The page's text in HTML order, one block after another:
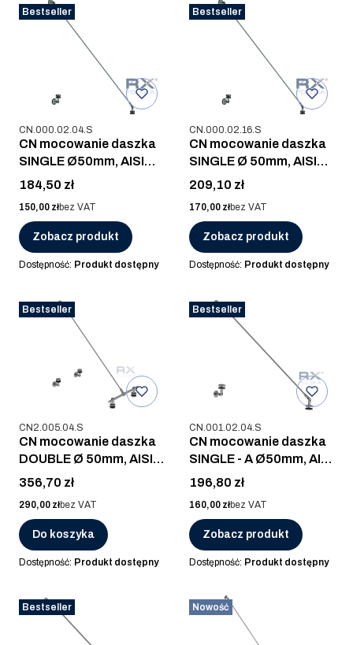
Bestseller
Kod produktu
CN.000.02.04.S
CN mocowanie daszka
SINGLE Ø50mm, AISI
304, SZLIF
Cena
184,50 zł
Cena
150,00 złbez VAT
Zobacz produkt
Dostępność: Produkt dostępny
Bestseller
Kod produktu
CN.000.02.16.S
CN mocowanie daszka
SINGLE Ø 50mm, AISI
316, SZLIF
Cena
209,10 zł
Cena
170,00 złbez VAT
Zobacz produkt
Dostępność: Produkt dostępny
Bestseller
Kod produktu
CN2.005.04.S
CN mocowanie daszka
DOUBLE Ø 50mm, AISI
304, SZLIF
Cena
356,70 zł
Cena
290,00 złbez VAT
Do koszyka
Dostępność: Produkt dostępny
Bestseller
Kod produktu
CN.001.02.04.S
CN mocowanie daszka
SINGLE - A Ø50mm, AISI
304, SZLIF
Cena
196,80 zł
Cena
160,00 złbez VAT
Zobacz produkt
Dostępność: Produkt dostępny
Bestseller Nowość